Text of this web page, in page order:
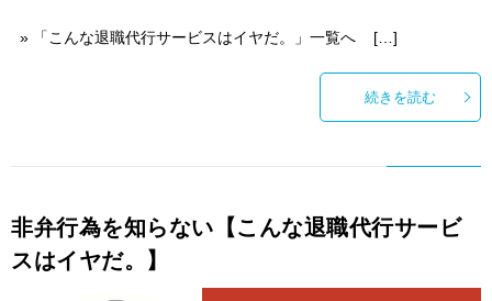
» 「こんな退職代行サービスはイヤだ。」一覧へ […]
続きを読む
非弁行為を知らない【こんな退職代行サービ
スはイヤだ。】